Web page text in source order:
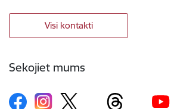
Visi kontakti
Sekojiet mums